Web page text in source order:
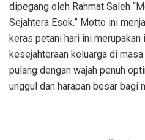
dipegang oleh Rahmat Saleh
Sejahtera Esok.” Motto ini
keras petani hari ini
kesejahteraan keluarga di
pulang dengan wajah penuh
unggul dan harapan besar bagi